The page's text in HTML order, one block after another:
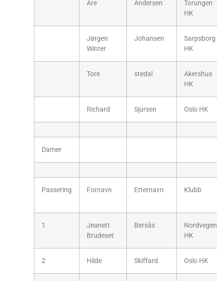
Are Andersen
Torungen
HK
Jørgen
Winter
Johansen
Sarpsborg
HK
Tore stedal
Akershus
HK
Richard Sjursen Oslo HK
Damer
Passering Fornavn Etternavn Klubb
1
Jeanett
Brudeset
Bersås
Nordvegen
HK
2 Hilde Skiffard Oslo HK